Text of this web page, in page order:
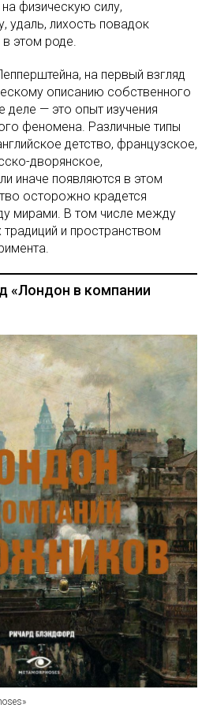
физическую силу,
удаль, лихость повадок
в этом роде.
на первый взгляд
описанию собственного
— это опыт изучения
феномена. Различные типы
детство, французское,
дворянское,
иначе появляются в этом
осторожно крадется
мирами. В том числе между
и пространством
«Лондон в компании